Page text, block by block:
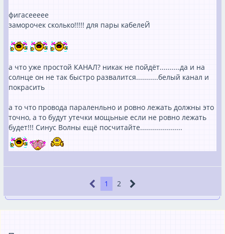
фигасеееее
заморочек сколько!!!!! для пары кабелеЙ
а что уже простой КАНАЛ? никак не пойдёт..........да и на
солнце он не так быстро развалится...........белый канал и
покрасить
а то что провода параленльно и ровно лежать должны это
точно, а то будут утечки мощьные если не ровно лежать
будет!!! Синус Волны ещё посчитайте.....................
1 2